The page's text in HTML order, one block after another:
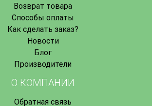
Возврат товара
Способы оплаты
Как сделать заказ?
Новости
Блог
Производители
О КОМПАНИИ
Обратная связь